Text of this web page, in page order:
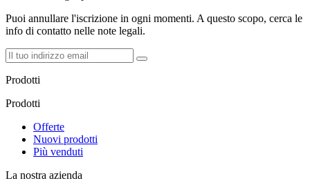
Puoi annullare l'iscrizione in ogni momenti. A questo scopo, cerca le
info di contatto nelle note legali.
Prodotti
Prodotti
Offerte
Nuovi prodotti
Più venduti
La nostra azienda